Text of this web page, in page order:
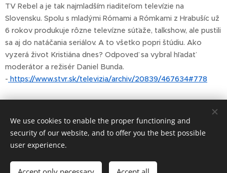
TV Rebel a je tak najmladším riaditeľom televízie na
Slovensku. Spolu s mladými Rómami a Rómkami z Hrabušíc už
6 rokov produkuje rôzne televízne súťaže, talkshow, ale pustili
sa aj do natáčania seriálov. A to všetko popri štúdiu. Ako
vyzerá život Kristiána dnes? Odpoveď sa vybral hľadať
moderátor a režisér Daniel Bunda.
- https://www.stvr.sk/televizia/archiv/20839/467634#778
© Art Society, 2025
We use cookies to enable the proper functioning and
security of our website, and to offer you the best possible
user experience.